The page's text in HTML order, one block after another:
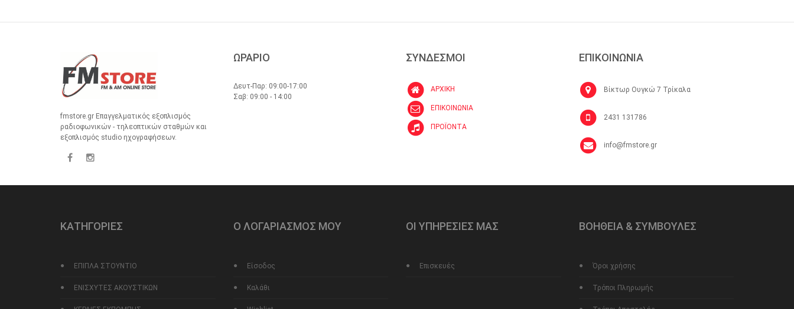
fmstore.gr Επαγγελματικός εξοπλισμός
ραδιοφωνικών - τηλεοπτικών σταθμών και
εξοπλισμός studio ηχογραφήσεων.
ΩΡΑΡΙΟ
Δευτ-Παρ: 09:00-17:00
Σαβ: 09:00 - 14:00
ΣΥΝΔΕΣΜΟΙ
ΑΡΧΙΚΗ
ΕΠΙΚΟΙΝΩΝΙΑ
ΠΡΟΪΟΝΤΑ
ΕΠΙΚΟΙΝΩΝΙΑ
Βίκτωρ Ουγκώ 7 Τρίκαλα
2431 131786
info@fmstore.gr
ΚΑΤΗΓΟΡΙΕΣ
ΕΠΙΠΛΑ ΣΤΟΥΝΤΙΟ
ΕΝΙΣΧΥΤΕΣ ΑΚΟΥΣΤΙΚΩΝ
Ο ΛΟΓΑΡΙΑΣΜΟΣ ΜΟΥ
Είσοδος
Καλάθι
ΟΙ ΥΠΗΡΕΣΙΕΣ ΜΑΣ
Επισκευές
ΒΟΗΘΕΙΑ & ΣΥΜΒΟΥΛΕΣ
Όροι χρήσης
Τρόποι Πληρωμής